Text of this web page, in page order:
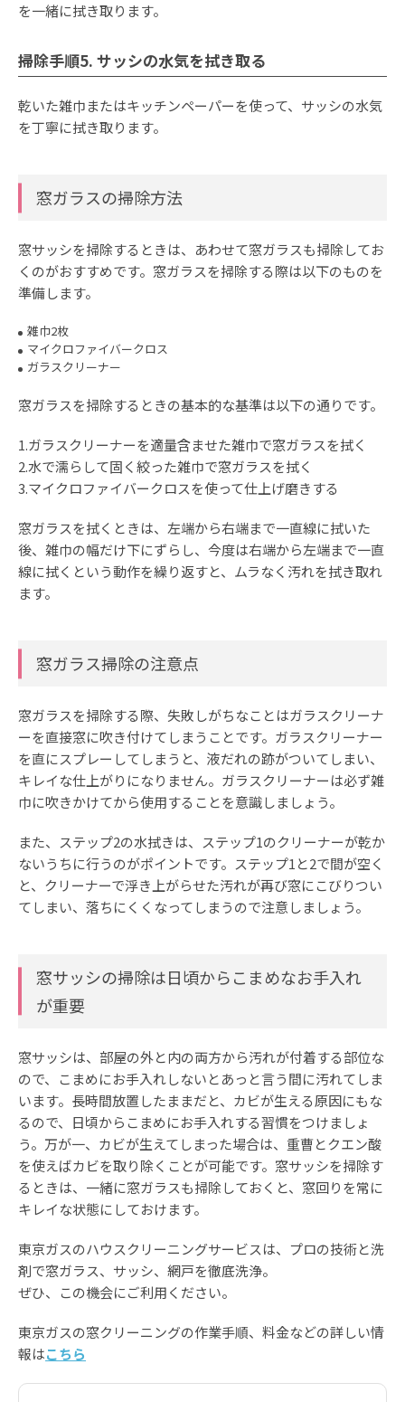
を一緒に拭き取ります。
掃除手順5. サッシの水気を拭き取る
乾いた雑巾またはキッチンペーパーを使って、サッシの水気
を丁寧に拭き取ります。
窓ガラスの掃除方法
窓サッシを掃除するときは、あわせて窓ガラスも掃除してお
くのがおすすめです。窓ガラスを掃除する際は以下のものを
準備します。
雑巾2枚
マイクロファイバークロス
ガラスクリーナー
窓ガラスを掃除するときの基本的な基準は以下の通りです。
1.ガラスクリーナーを適量含ませた雑巾で窓ガラスを拭く
2.水で濡らして固く絞った雑巾で窓ガラスを拭く
3.マイクロファイバークロスを使って仕上げ磨きする
窓ガラスを拭くときは、左端から右端まで一直線に拭いた
後、雑巾の幅だけ下にずらし、今度は右端から左端まで一直
線に拭くという動作を繰り返すと、ムラなく汚れを拭き取れ
ます。
窓ガラス掃除の注意点
窓ガラスを掃除する際、失敗しがちなことはガラスクリーナ
ーを直接窓に吹き付けてしまうことです。ガラスクリーナー
を直にスプレーしてしまうと、液だれの跡がついてしまい、
キレイな仕上がりになりません。ガラスクリーナーは必ず雑
巾に吹きかけてから使用することを意識しましょう。
また、ステップ2の水拭きは、ステップ1のクリーナーが乾か
ないうちに行うのがポイントです。ステップ1と2で間が空く
と、クリーナーで浮き上がらせた汚れが再び窓にこびりつい
てしまい、落ちにくくなってしまうので注意しましょう。
窓サッシの掃除は日頃からこまめなお手入れ
が重要
窓サッシは、部屋の外と内の両方から汚れが付着する部位な
ので、こまめにお手入れしないとあっと言う間に汚れてしま
います。長時間放置したままだと、カビが生える原因にもな
るので、日頃からこまめにお手入れする習慣をつけましょ
う。万が一、カビが生えてしまった場合は、重曹とクエン酸
を使えばカビを取り除くことが可能です。窓サッシを掃除す
るときは、一緒に窓ガラスも掃除しておくと、窓回りを常に
キレイな状態にしておけます。
東京ガスのハウスクリーニングサービスは、プロの技術と洗
剤で窓ガラス、サッシ、網戸を徹底洗浄。
ぜひ、この機会にご利用ください。
東京ガスの窓クリーニングの作業手順、料金などの詳しい情
報はこちら